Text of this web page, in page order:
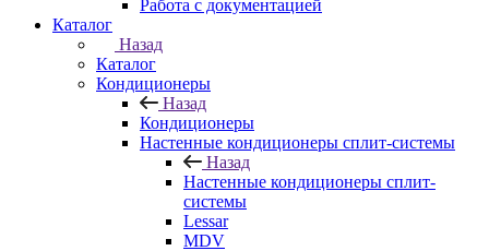
Работа с документацией
Каталог
Назад
Каталог
Кондиционеры
Назад
Кондиционеры
Настенные кондиционеры сплит-системы
Назад
Настенные кондиционеры сплит-
системы
Lessar
MDV